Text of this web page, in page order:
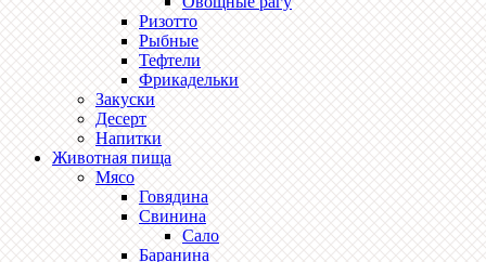
Ризотто
Рыбные
Тефтели
Фрикадельки
Закуски
Десерт
Напитки
Животная пища
Мясо
Говядина
Свинина
Сало
Баранина